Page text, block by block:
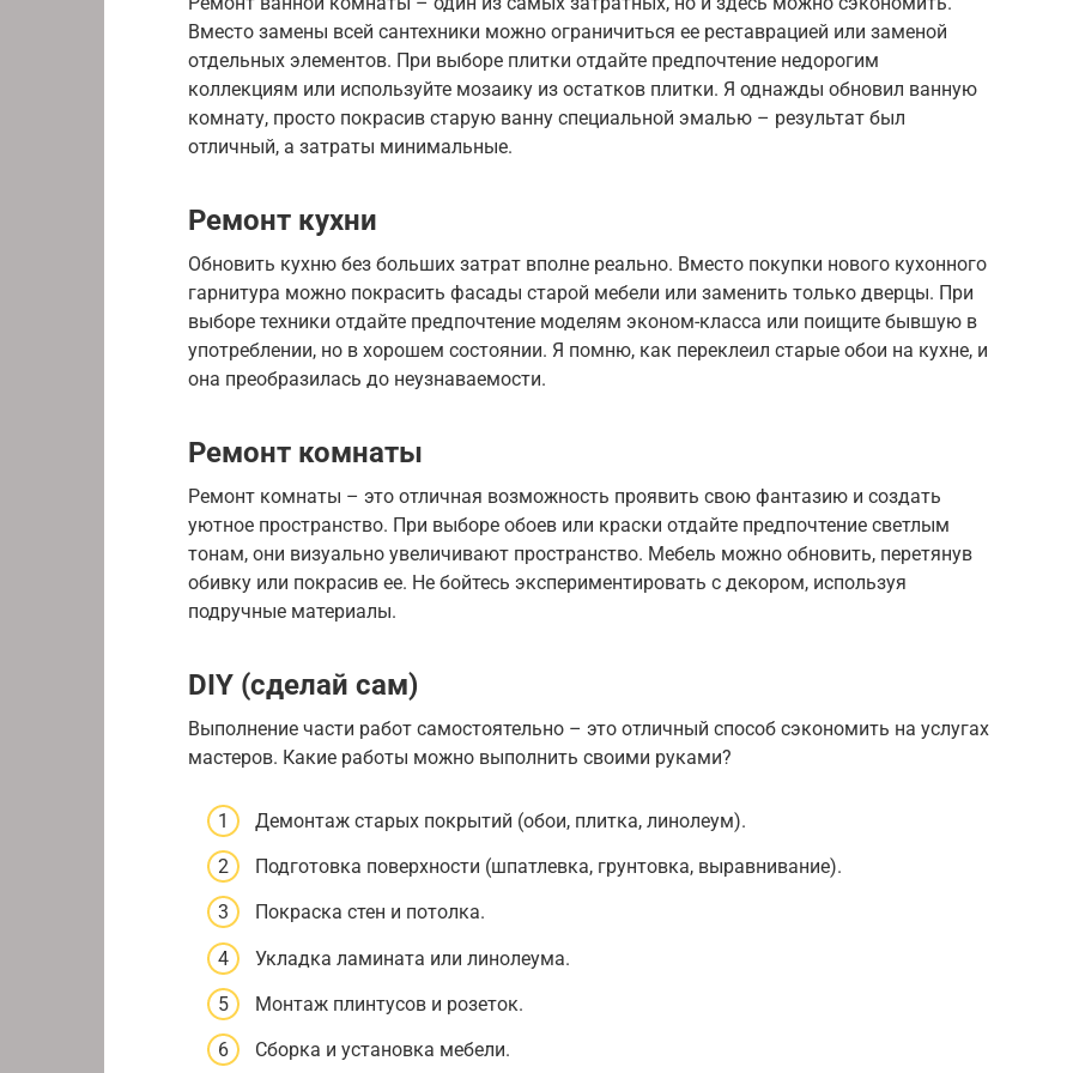
Вместо замены всей сантехники можно ограничиться ее реставрацией или заменой
отдельных элементов. При выборе плитки отдайте предпочтение недорогим
коллекциям или используйте мозаику из остатков плитки. Я однажды обновил ванную
комнату, просто покрасив старую ванну специальной эмалью – результат был
отличный, а затраты минимальные.
Ремонт кухни
Обновить кухню без больших затрат вполне реально. Вместо покупки нового кухонного
гарнитура можно покрасить фасады старой мебели или заменить только дверцы. При
выборе техники отдайте предпочтение моделям эконом-класса или поищите бывшую в
употреблении, но в хорошем состоянии. Я помню, как переклеил старые обои на кухне, и
она преобразилась до неузнаваемости.
Ремонт комнаты
Ремонт комнаты – это отличная возможность проявить свою фантазию и создать
уютное пространство. При выборе обоев или краски отдайте предпочтение светлым
тонам, они визуально увеличивают пространство. Мебель можно обновить, перетянув
обивку или покрасив ее. Не бойтесь экспериментировать с декором, используя
подручные материалы.
DIY (сделай сам)
Выполнение части работ самостоятельно – это отличный способ сэкономить на услугах
мастеров. Какие работы можно выполнить своими руками?
Демонтаж старых покрытий (обои, плитка, линолеум).
Подготовка поверхности (шпатлевка, грунтовка, выравнивание).
Покраска стен и потолка.
Укладка ламината или линолеума.
Монтаж плинтусов и розеток.
Сборка и установка мебели.